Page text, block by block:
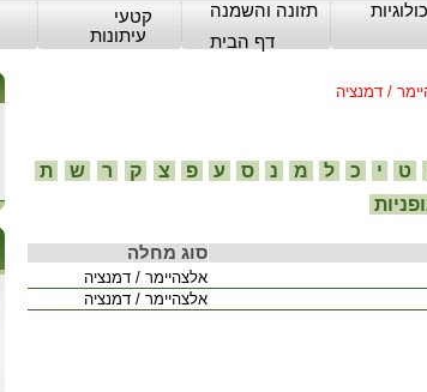
קטעי
עיתונות
תזונה והשמנה
דף הבית
/ דמנציה
ט י כ ל מ נ ס ע פ צ ק ר ש
ת
סוג מחלה
אלצהיימר / דמנציה
אלצהיימר / דמנציה